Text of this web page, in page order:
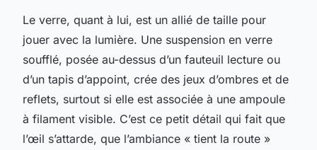
Le verre, quant à lui, est un allié de taille pour
jouer avec la lumière. Une suspension en verre
soufflé, posée au-dessus d’un fauteuil lecture ou
d’un tapis d’appoint, crée des jeux d’ombres et de
reflets, surtout si elle est associée à une ampoule
à filament visible. C’est ce petit détail qui fait que
l’œil s’attarde, que l’ambiance « tient la route »